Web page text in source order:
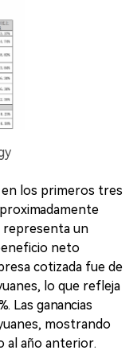
los primeros tres
representa un
neto
cotizada fue de
lo que refleja
Las ganancias
mostrando
al año anterior.